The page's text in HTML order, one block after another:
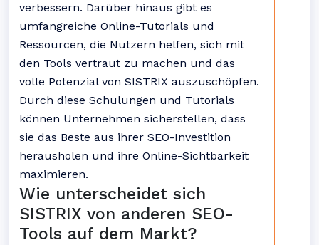
verbessern. Darüber hinaus gibt es
umfangreiche Online-Tutorials und
Ressourcen, die Nutzern helfen, sich mit
den Tools vertraut zu machen und das
volle Potenzial von SISTRIX auszuschöpfen.
Durch diese Schulungen und Tutorials
können Unternehmen sicherstellen, dass
sie das Beste aus ihrer SEO-Investition
herausholen und ihre Online-Sichtbarkeit
maximieren.
Wie unterscheidet sich
SISTRIX von anderen SEO-
Tools auf dem Markt?